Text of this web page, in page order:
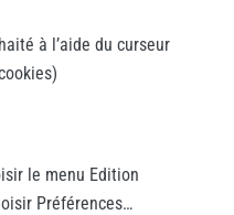
à l’aide du curseur
le menu Edition
Préférences…